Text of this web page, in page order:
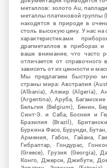
металлов: золото Au,
металлы платиновой группы
находятся в природе в
столь высокую цену. У нас
характеристиками
драгметаллов в приборах
ваше внимание, что часто
отличается от
зависить от их ценности и
Мы предлагаем быструю
страны мира: Австралия
(Albania), Алжир (Algeria),
(Argentina), Аруба, Багамские
Бельгия (Belgium), Бенин,
Синт-Э. и Саба, Босния и
Бразилия (Brazil),
Буркина Фасо, Бурунди,
Армения, Габон, Гайана,
Гибралтар, Гондурас,
(Greece), Грузия (Georgia),
Конго, Джерси, Джибути,